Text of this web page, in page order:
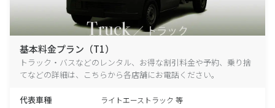
基本料金プラン（T1）
トラック・バスなどのレンタル、お得な割引料金や予約、乗り捨
てなどの詳細は、こちらから各店舗にお電話ください。
代表車種 ライトエーストラック 等